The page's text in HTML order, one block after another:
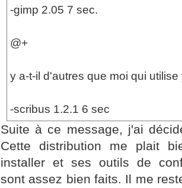
-gimp 2.05 7 sec.
@+
y a-t-il d'autres que moi qui utilise
-scribus 1.2.1 6 sec
Suite à ce message, j'ai
Cette distribution me plait
installer et ses outils de
sont assez bien faits. Il me